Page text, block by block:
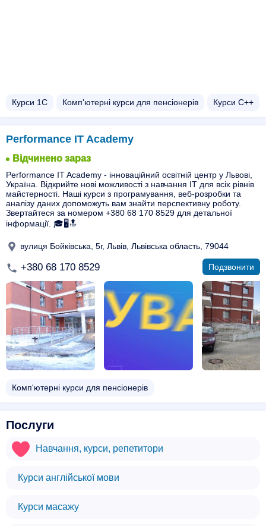
Курси 1С Комп'ютерні курси для пенсіонерів Курси C++
Performance IT Academy
Відчинено зараз
Performance IT Academy - інноваційний освітній центр у Львові,
Україна. Відкрийте нові можливості з навчання ІТ для всіх рівнів
майстерності. Наші курси з програмування, веб-розробки та
аналізу даних допоможуть вам знайти перспективну роботу.
Звертайтеся за номером +380 68 170 8529 для детальної
інформації. 🎓🖥️🔝
вулиця Бойківська, 5г, Львів, Львівська область, 79044
+380 68 170 8529 Подзвонити
Комп'ютерні курси для пенсіонерів
Послуги
Навчання, курси, репетитори
Курси англійської мови
Курси масажу